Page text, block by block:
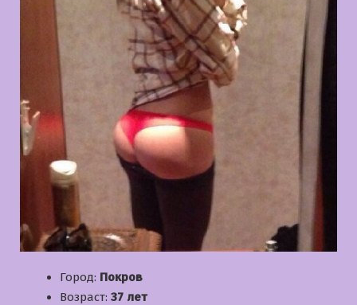
Город: Покров
Возраст: 37 лет